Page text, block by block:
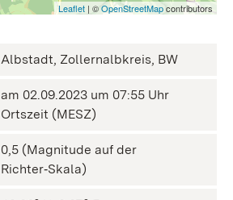
Leaflet | ©OpenStreetMapcontributors
Albstadt, Zollernalbkreis, BW
am 02.09.2023 um 07:55 Uhr
Ortszeit (MESZ)
0,5 (Magnitude auf der
Richter‑Skala)